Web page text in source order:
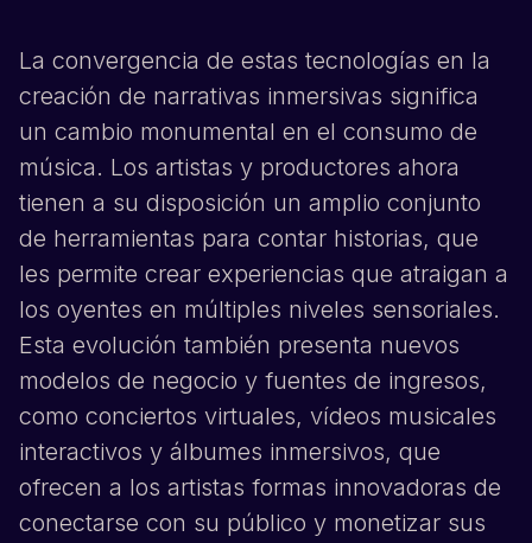
La convergencia de estas tecnologías en la
creación de narrativas inmersivas significa
un cambio monumental en el consumo de
música. Los artistas y productores ahora
tienen a su disposición un amplio conjunto
de herramientas para contar historias, que
les permite crear experiencias que atraigan a
los oyentes en múltiples niveles sensoriales.
Esta evolución también presenta nuevos
modelos de negocio y fuentes de ingresos,
como conciertos virtuales, vídeos musicales
interactivos y álbumes inmersivos, que
ofrecen a los artistas formas innovadoras de
conectarse con su público y monetizar sus